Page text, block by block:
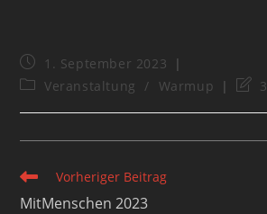
1. September 2023
Veranstaltung
/ Warmup
Vorheriger Beitrag
MitMenschen 2023